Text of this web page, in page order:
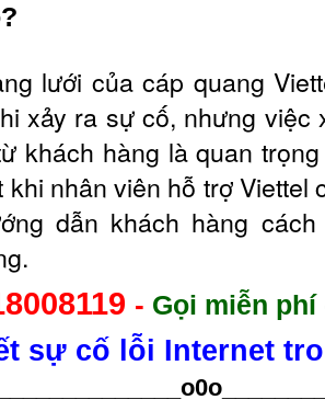
lưới củacáp quang
xảy ra sự cố, nhưng việc
khách hàng là quan
khi nhân viên hỗ trợViettel
dẫn khách hàng
- Gọi miễn phí
sự cố lỗi Internet